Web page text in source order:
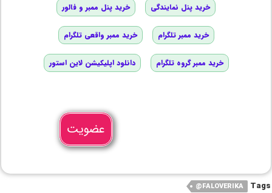
خرید پنل نمایندگی خرید پنل ممبر و فالور
خرید ممبر تلگرام خرید ممبر واقعی تلگرام
خرید ممبر گروه تلگرام دانلود اپلیکیشن لاین استور
عضویت
Tags
FALOVERIKA@